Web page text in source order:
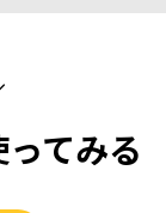
てみる